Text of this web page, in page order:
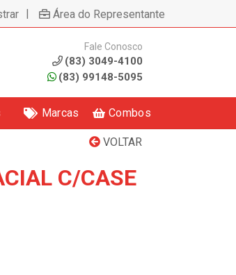
| Área do Representante
Fale Conosco
(83) 3049-4100
(83) 99148-5095
Marcas Combos
VOLTAR
C/CASE